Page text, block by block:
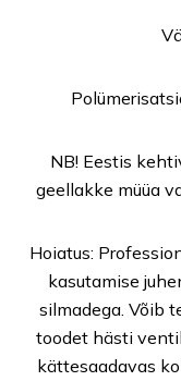
NB! Eestis
geellakke müüa
Hoiatus:
kasutamise
silmadega. Võib
toodet hästi
kättesaadavas